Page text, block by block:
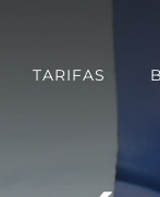
TARIFAS